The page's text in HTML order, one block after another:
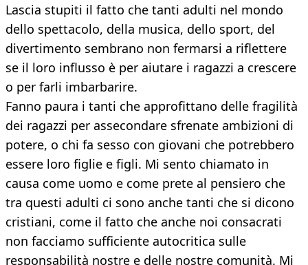
Lascia stupiti il fatto che tanti adulti nel mondo
dello spettacolo, della musica, dello sport, del
divertimento sembrano non fermarsi a riflettere
se il loro influsso è per aiutare i ragazzi a crescere
o per farli imbarbarire.
Fanno paura i tanti che approfittano delle fragilità
dei ragazzi per assecondare sfrenate ambizioni di
potere, o chi fa sesso con giovani che potrebbero
essere loro figlie e figli. Mi sento chiamato in
causa come uomo e come prete al pensiero che
tra questi adulti ci sono anche tanti che si dicono
cristiani, come il fatto che anche noi consacrati
non facciamo sufficiente autocritica sulle
responsabilità nostre e delle nostre comunità. Mi